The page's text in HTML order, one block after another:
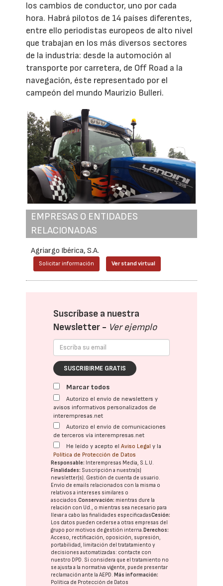
los cambios de conductor, uno por cada
hora. Habrá pilotos de 14 países diferentes,
entre ello periodistas europeos de alto nivel
que trabajan en los más diversos sectores
de la industria: desde la automoción al
transporte por carretera, de Off Road a la
navegación, éste representado por el
campeón del mundo Maurizio Bulleri.
EMPRESAS O ENTIDADES
RELACIONADAS
Agriargo Ibérica, S.A.
Solicitar información Ver stand virtual
Suscríbase a nuestra
Newsletter - Ver ejemplo
SUSCRIBIRME GRATIS
Marcar todos
Autorizo el envío de newsletters y
avisos informativos personalizados de
interempresas.net
Autorizo el envío de comunicaciones
de terceros vía interempresas.net
He leído y acepto elAviso Legal y la
Política de Protección de Datos
Responsable: Interempresas Media, S.L.U.
Finalidades: Suscripción a nuestra(s)
newsletter(s). Gestión de cuenta de usuario.
Envío de emails relacionados con la misma o
relativos a intereses similares o
asociados.Conservación: mientras dure la
relación con Ud., o mientras sea necesario para
llevar a cabo las finalidades especificadasCesión:
Los datos pueden cederse a otras empresas del
grupo por motivos de gestión interna.Derechos:
Acceso, rectificación, oposición, supresión,
portabilidad, limitación del tratatamiento y
decisiones automatizadas: contacte con
nuestro DPD. Si considera que el tratamiento no
se ajusta a la normativa vigente, puede presentar
reclamación ante laAEPD.Más información:
Política de Protección de Datos